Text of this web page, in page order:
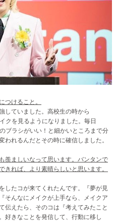
つけること。
していました。高校生の時から
クを見るようになりました。毎日
ブラシがいい！と細かいところまで分
れるんだとその時に確信しました。
羨ましいなって思います。バンタンで
れば、より素晴らしいと思います。
したコが来てくれたんです。『夢が見
そんなにメイクが上手なら、メイクア
伝えたら、そのコは『考えてみたこと
好きなことを発信して、行動に移し